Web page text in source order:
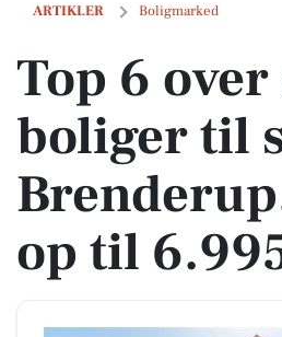
ARTIKLER Boligmarked
Top 6 over dyreste boliger til salg i
Top 6
boliger til
op til